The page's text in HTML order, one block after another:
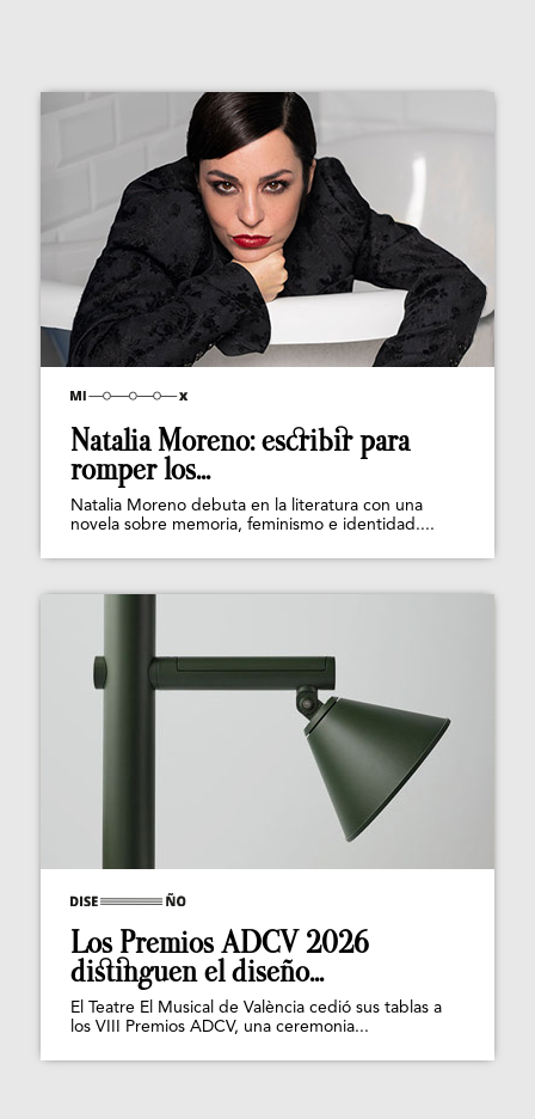
Natalia Moreno: escribir para
romper los...
Natalia Moreno debuta en la literatura con una
novela sobre memoria, feminismo e identidad....
Los Premios ADCV 2026
distinguen el diseño...
El Teatre El Musical de València cedió sus tablas a
los VIII Premios ADCV, una ceremonia...